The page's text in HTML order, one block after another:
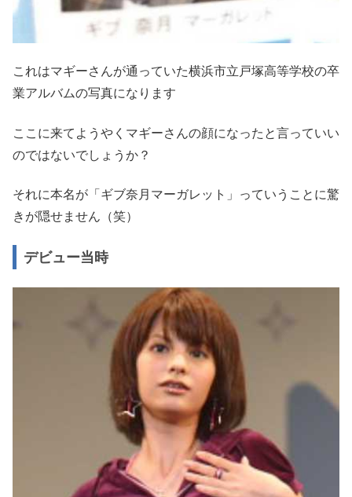
これはマギーさんが通っていた横浜市立戸塚高等学校の卒
業アルバムの写真になります
ここに来てようやくマギーさんの顔になったと言っていい
のではないでしょうか？
それに本名が「ギブ奈月マーガレット」っていうことに驚
きが隠せません（笑）
デビュー当時